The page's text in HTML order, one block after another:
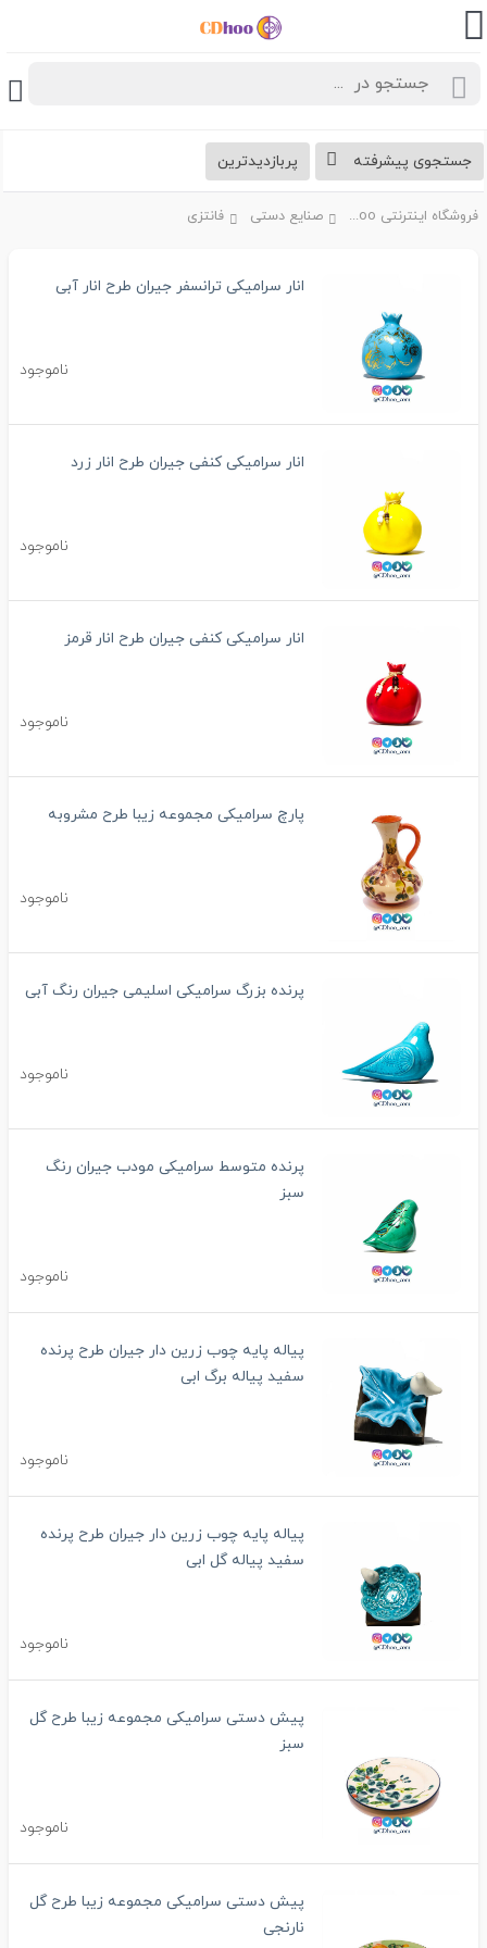
جستجوی پیشرفته پربازدیدترین
فروشگاه اینترنتی CDhoo صنایع دستی فانتزی
انار سرامیکی ترانسفر جیران طرح انار آبی
ناموجود
انار سرامیکی کنفی جیران طرح انار زرد
ناموجود
انار سرامیکی کنفی جیران طرح انار قرمز
ناموجود
پارچ سرامیکی مجموعه زیبا طرح مشروبه
ناموجود
پرنده بزرگ سرامیکی اسلیمی جیران رنگ آبی
ناموجود
پرنده متوسط سرامیکی مودب جیران رنگ
سبز
ناموجود
پیاله پایه چوب زرین دار جیران طرح پرنده
سفید پیاله برگ ابی
ناموجود
پیاله پایه چوب زرین دار جیران طرح پرنده
سفید پیاله گل ابی
ناموجود
پیش دستی سرامیکی مجموعه زیبا طرح گل
سبز
ناموجود
پیش دستی سرامیکی مجموعه زیبا طرح گل
نارنجی